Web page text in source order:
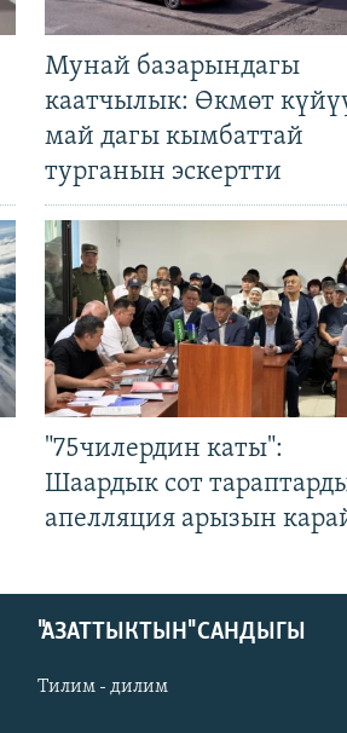
Мунай базарындагы
каатчылык: Өкмөт
май дагы кымбаттай
турганын эскертти
"75чилердин каты":
Шаардык сот
апелляция арызын
"АЗАТТЫКТЫН" САНДЫГЫ
Тилим - дилим